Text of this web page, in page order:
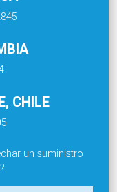
CHILE
un suministro